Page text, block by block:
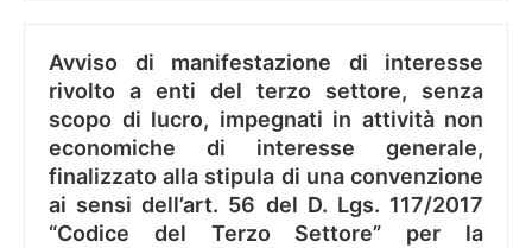
Avviso di manifestazione di interesse
rivolto a enti del terzo settore, senza
scopo di lucro, impegnati in attività non
economiche di interesse generale,
finalizzato alla stipula di una convenzione
ai sensi dell’art. 56 del D. Lgs. 117/2017
“Codice del Terzo Settore” per la